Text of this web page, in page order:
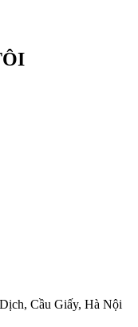
Cầu Giấy, Hà Nội